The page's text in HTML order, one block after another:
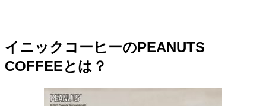
イニックコーヒーのPEANUTS
COFFEEとは？